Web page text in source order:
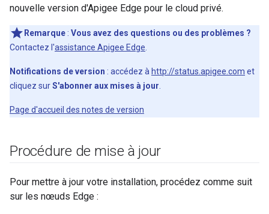
nouvelle version d'Apigee Edge pour le cloud privé.
Remarque : Vous avez des questions ou des problèmes ?
Contactez l'assistance Apigee Edge
Notifications de version : accédez à http://status.apigee.com et
cliquez surS'abonner aux mises à jour
Page d'accueil des notes de version
Procédure de mise à jour
Pour mettre à jour votre installation, procédez comme suit
sur les nœuds Edge :